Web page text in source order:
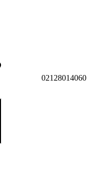
02128014060